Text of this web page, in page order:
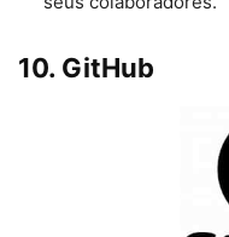
10. GitHub